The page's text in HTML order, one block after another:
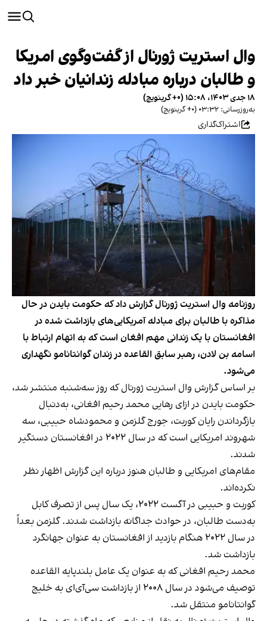
وال استریت ژورنال از گفت‌وگوی امریکا
و طالبان درباره مبادله زندانیان خبر داد
۱۸ جدی ۱۴۰۳، ۱۵:۰۸ (‎+۰ گرینویچ)
به‌روزرسانی: ۰۳:۳۲ (‎+۰ گرینویچ)
اشتراک‌گذاری
روزنامه وال استریت ژورنال گزارش داد که حکومت بایدن در حال
مذاکره با طالبان برای مبادله آمریکایی‌های بازداشت شده در
افغانستان با یک زندانی مهم افغان است که به اتهام ارتباط با
اسامه بن لادن، رهبر سابق القاعده در زندان گوانتانامو نگهداری
می‌شود.
بر اساس گزارش وال استریت ژورنال که روز سه‌شنبه منتشر شد،
حکومت بایدن در ازای رهایی محمد رحیم افغانی، به‌دنبال
بازگرداندن رایان کوربت، جورج گلزمن و محمودشاه حبیبی، سه
شهروند امریکایی است که در سال ۲۰۲۲ در افغانستان دستگیر
شدند.
مقام‌های امریکایی و طالبان هنوز درباره این گزارش اظهار نظر
نکرده‌اند.
کوربت و حبیبی در آگست ۲۰۲۲، یک سال پس از تصرف کابل
به‌دست طالبان، در حوادث جداگانه بازداشت شدند. گلزمن بعداً
در سال ۲۰۲۲ هنگام بازدید از افغانستان به عنوان جهانگرد
بازداشت شد.
محمد رحیم افغانی که به عنوان یک عامل بلندپایه القاعده
توصیف می‌شود در سال ۲۰۰۸ از بازداشت سی‌آی‌ای به خلیج
گوانتانامو منتقل شد.